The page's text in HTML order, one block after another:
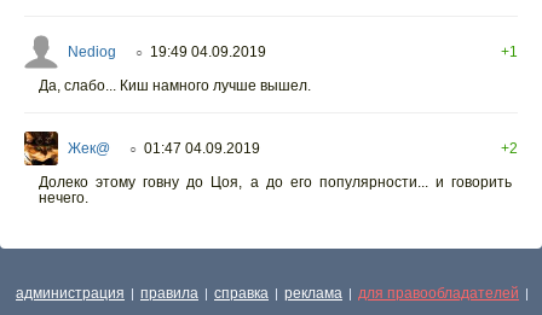
Nediog ○ 19:49 04.09.2019
+1
Да, слабо... Киш намного лучше вышел.
Жек@ ○ 01:47 04.09.2019
+2
Долеко этому говну до Цоя, а до его популярности... и говорить
нечего.
администрация | правила | справка | реклама | для правообладателей |